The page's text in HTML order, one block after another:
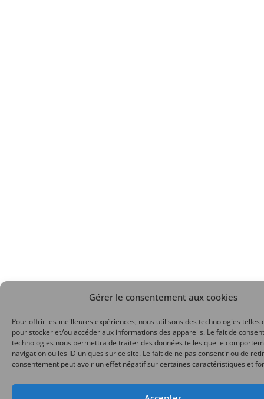
Gérer le consentement aux cookies
Pour offrir les meilleures expériences, nous utilisons des technologies telles
pour stocker et/ou accéder aux informations des appareils. Le fait de
technologies nous permettra de traiter des données telles que le
navigation ou les ID uniques sur ce site. Le fait de ne pas consentir ou de
consentement peut avoir un effet négatif sur certaines caractéristiques et